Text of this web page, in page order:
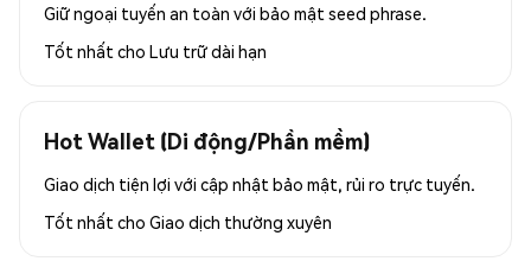
Giữ ngoại tuyến an toàn với bảo mật seed phrase.
Tốt nhất cho Lưu trữ dài hạn
Hot Wallet (Di động/Phần mềm)
Giao dịch tiện lợi với cập nhật bảo mật, rủi ro trực tuyến.
Tốt nhất cho Giao dịch thường xuyên